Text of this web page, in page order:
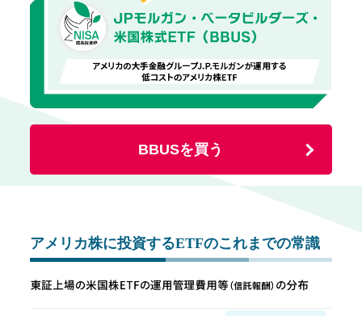
BBUSを買う
アメリカ株に投資するETFのこれまでの常識